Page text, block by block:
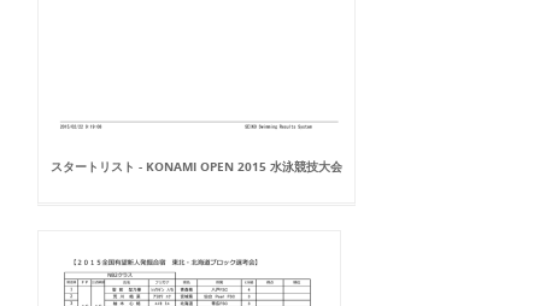
スタートリスト - KONAMI OPEN 2015 水泳競技大会